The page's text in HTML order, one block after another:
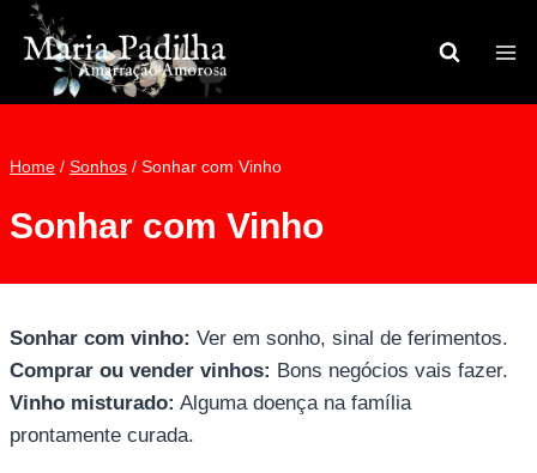
Pular
para
Conteúdo
Home / Sonhos / Sonhar com Vinho
Sonhar com Vinho
Sonhar com vinho: Ver em sonho, sinal de ferimentos.
Comprar ou vender vinhos: Bons negócios vais fazer.
Vinho misturado: Alguma doença na família
prontamente curada.